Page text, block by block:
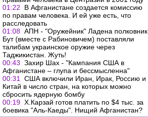
01:22
В Афганистане создается комиссию
по правам человека. И ей уже есть, что
расследовать
01:08 АПН - "Оружейник" Ладена полковник
Бут (вместе с Рабиновичем) поставляли
талибам украинское оружие через
Таджикистан. Жуть!
00:43 Захир Шах - "Кампания США в
Афганистане – глупа и бессмысленна"
00:31
США включили Иран, Ирак, Россию и
Китай в число стран, на которых можно
сбросить ядерную бомбу
00:19 Х.Карзай готов платить по $4 тыс. за
боевика "Аль-Каеды". Нищий Афганистан?